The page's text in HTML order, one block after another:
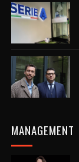
MANAGEMENT